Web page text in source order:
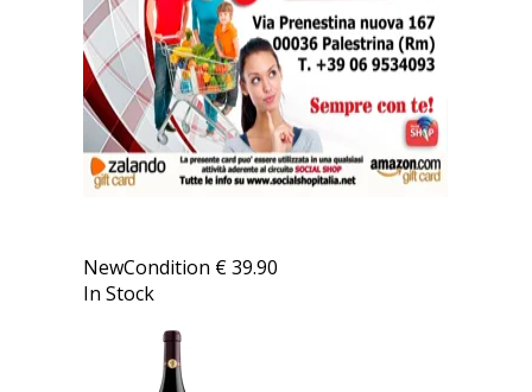
NewCondition €39.90
In Stock